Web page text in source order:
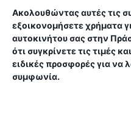
Ακολουθώντας αυτές τις
εξοικονομήσετε χρήματα
αυτοκινήτου σας στην
ότι συγκρίνετε τις τιμές
ειδικές προσφορές για να
συμφωνία.